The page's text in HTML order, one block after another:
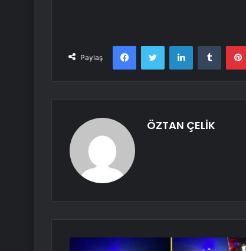
Paylaş
FacebookTwitter LinkedInTumblr
ÖZTAN ÇELİK